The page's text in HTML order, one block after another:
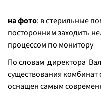
на фото: в стерильные
посторонним заходить
процессом по монитору
По словам директора
существования комбинат
оснащен самым